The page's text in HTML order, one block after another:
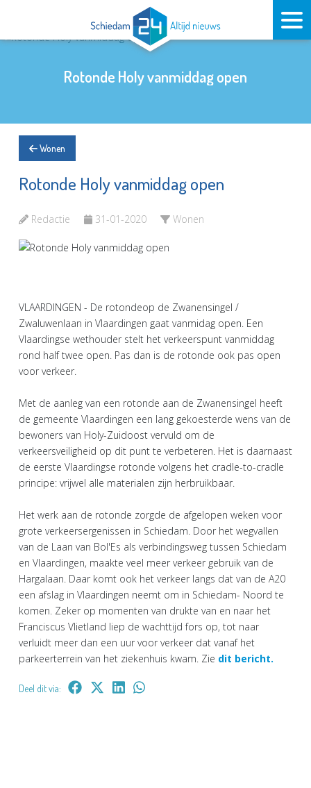
Rotonde Holy vanmiddag open
Wonen
Rotonde Holy vanmiddag open
Redactie 31-01-2020 Wonen
VLAARDINGEN - De rotondeop de Zwanensingel /
Zwaluwenlaan in Vlaardingen gaat vanmidag open. Een
Vlaardingse wethouder stelt het verkeerspunt vanmiddag
rond half twee open. Pas dan is de rotonde ook pas open
voor verkeer.
Met de aanleg van een rotonde aan de Zwanensingel heeft
de gemeente Vlaardingen een lang gekoesterde wens van de
bewoners van Holy-Zuidoost vervuld om de
verkeersveiligheid op dit punt te verbeteren. Het is daarnaast
de eerste Vlaardingse rotonde volgens het cradle-to-cradle
principe: vrijwel alle materialen zijn herbruikbaar.
Het werk aan de rotonde zorgde de afgelopen weken voor
grote verkeersergenissen in Schiedam. Door het wegvallen
van de Laan van Bol'Es als verbindingsweg tussen Schiedam
en Vlaardingen, maakte veel meer verkeer gebruik van de
Hargalaan. Daar komt ook het verkeer langs dat van de A20
een afslag in Vlaardingen neemt om in Schiedam- Noord te
komen. Zeker op momenten van drukte van en naar het
Franciscus Vlietland liep de wachttijd fors op, tot naar
verluidt meer dan een uur voor verkeer dat vanaf het
parkeerterrein van het ziekenhuis kwam. Zie dit bericht.
Deel dit via: